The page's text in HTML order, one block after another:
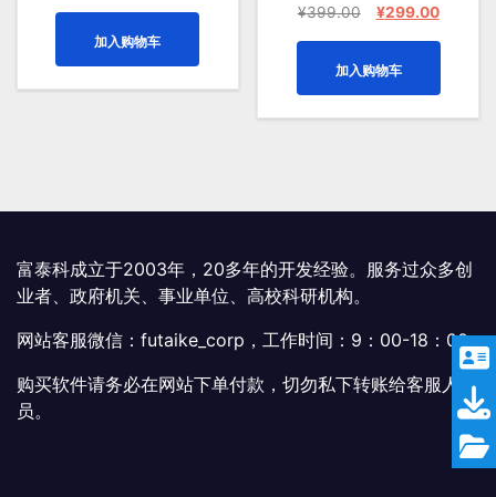
¥399.00。
为：
¥299.00。
加入购物车
¥399.00
原
¥399.00。
¥299.00当
为：
加入购物车
富泰科成立于2003年，20多年的开发经验。服务过众多创
业者、政府机关、事业单位、高校科研机构。
网站客服微信：futaike_corp，工作时间：9：00-18：00
购买软件请务必在网站下单付款，切勿私下转账给客服人
员。